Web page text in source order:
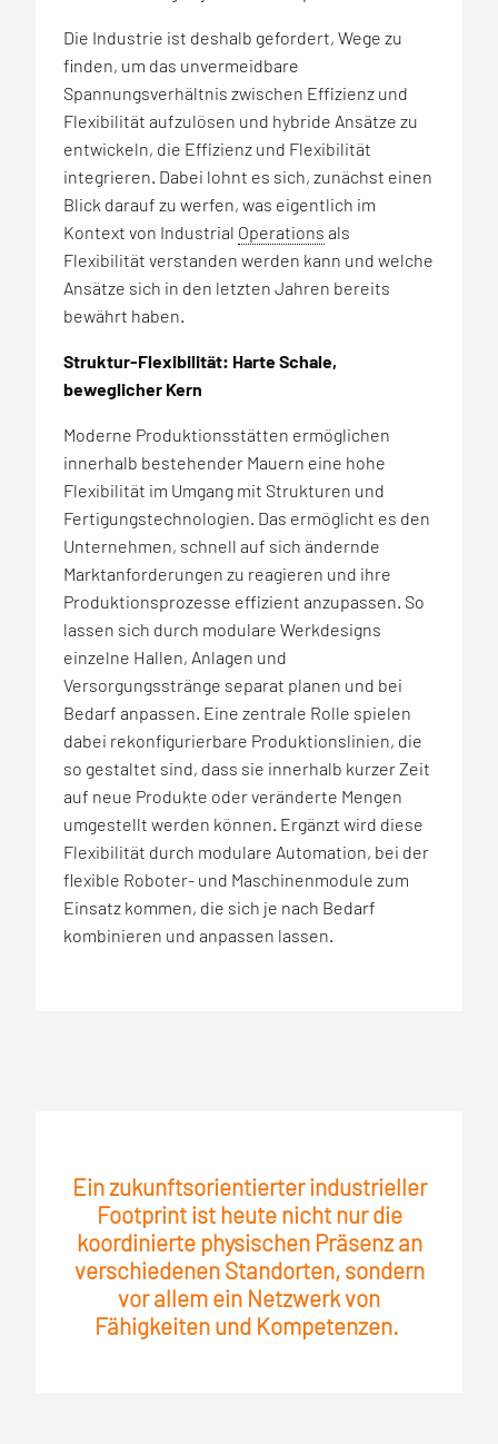
Die Industrie ist deshalb gefordert, Wege zu
finden, um das unvermeidbare
Spannungsverhältnis zwischen Effizienz und
Flexibilität aufzulösen und hybride Ansätze zu
entwickeln, die Effizienz und Flexibilität
integrieren. Dabei lohnt es sich, zunächst einen
Blick darauf zu werfen, was eigentlich im
Kontext von Industrial Operations als
Flexibilität verstanden werden kann und welche
Ansätze sich in den letzten Jahren bereits
bewährt haben.
Struktur-Flexibilität: Harte Schale,
beweglicher Kern
Moderne Produktionsstätten ermöglichen
innerhalb bestehender Mauern eine hohe
Flexibilität im Umgang mit Strukturen und
Fertigungstechnologien. Das ermöglicht es den
Unternehmen, schnell auf sich ändernde
Marktanforderungen zu reagieren und ihre
Produktionsprozesse effizient anzupassen. So
lassen sich durch modulare Werkdesigns
einzelne Hallen, Anlagen und
Versorgungsstränge separat planen und bei
Bedarf anpassen. Eine zentrale Rolle spielen
dabei rekonfigurierbare Produktionslinien, die
so gestaltet sind, dass sie innerhalb kurzer Zeit
auf neue Produkte oder veränderte Mengen
umgestellt werden können. Ergänzt wird diese
Flexibilität durch modulare Automation, bei der
flexible Roboter- und Maschinenmodule zum
Einsatz kommen, die sich je nach Bedarf
kombinieren und anpassen lassen.
Ein zukunftsorientierter industrieller
Footprint ist heute nicht nur die
koordinierte physischen Präsenz an
verschiedenen Standorten, sondern
vor allem ein Netzwerk von
Fähigkeiten und Kompetenzen.